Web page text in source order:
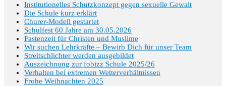
Institutionelles Schutzkonzept gegen sexuelle Gewalt
Die Schule kurz erklärt
Churer-Modell gestartet
Schulfest 60 Jahre am 30.05.2026
Fastenzeit für Christen und Muslime
Wir suchen Lehrkräfte – Bewirb Dich für unser Team
Streitschlichter werden ausgebildet
Auszeichnung zur fobizz Schule 2025/26
Verhalten bei extremen Wetterverhältnissen
Frohe Weihnachten 2025